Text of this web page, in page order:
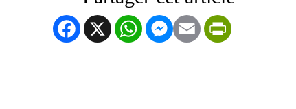
Facebook
X WhatsApp
Messenger
Email